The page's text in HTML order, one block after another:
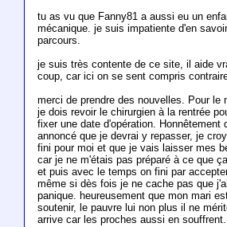
tu as vu que Fanny81 a aussi eu un
mécanique. je suis impatiente d'en
parcours.
je suis très contente de ce site, il aide
coup, car ici on se sent compris
merci de prendre des nouvelles. Pour le
je dois revoir le chirurgien à la rentrée
fixer une date d'opération. Honnêtement
annoncé que je devrai y repasser, je
fini pour moi et que je vais laisser mes
car je ne m'étais pas préparé à ce que
et puis avec le temps on fini par
même si dès fois je ne cache pas que
panique. heureusement que mon mari
soutenir, le pauvre lui non plus il ne
arrive car les proches aussi en souffrent.